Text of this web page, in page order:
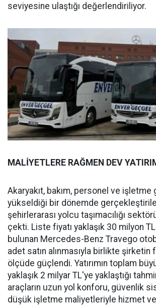
seviyesine ulaştığı değerlendiriliyor.
MALİYETLERE RAĞMEN DEV
Akaryakıt, bakım, personel ve işletme
yükseldiği bir dönemde
şehirlerarası yolcu taşımacılığı
çekti. Liste fiyatı yaklaşık 30 milyon
bulunan Mercedes-Benz Travego
adet satın alınmasıyla birlikte
ölçüde güçlendi. Yatırımın toplam
yaklaşık 2 milyar TL'ye yaklaştığı
araçların uzun yol konforu, güvenlik
düşük işletme maliyetleriyle hizmet